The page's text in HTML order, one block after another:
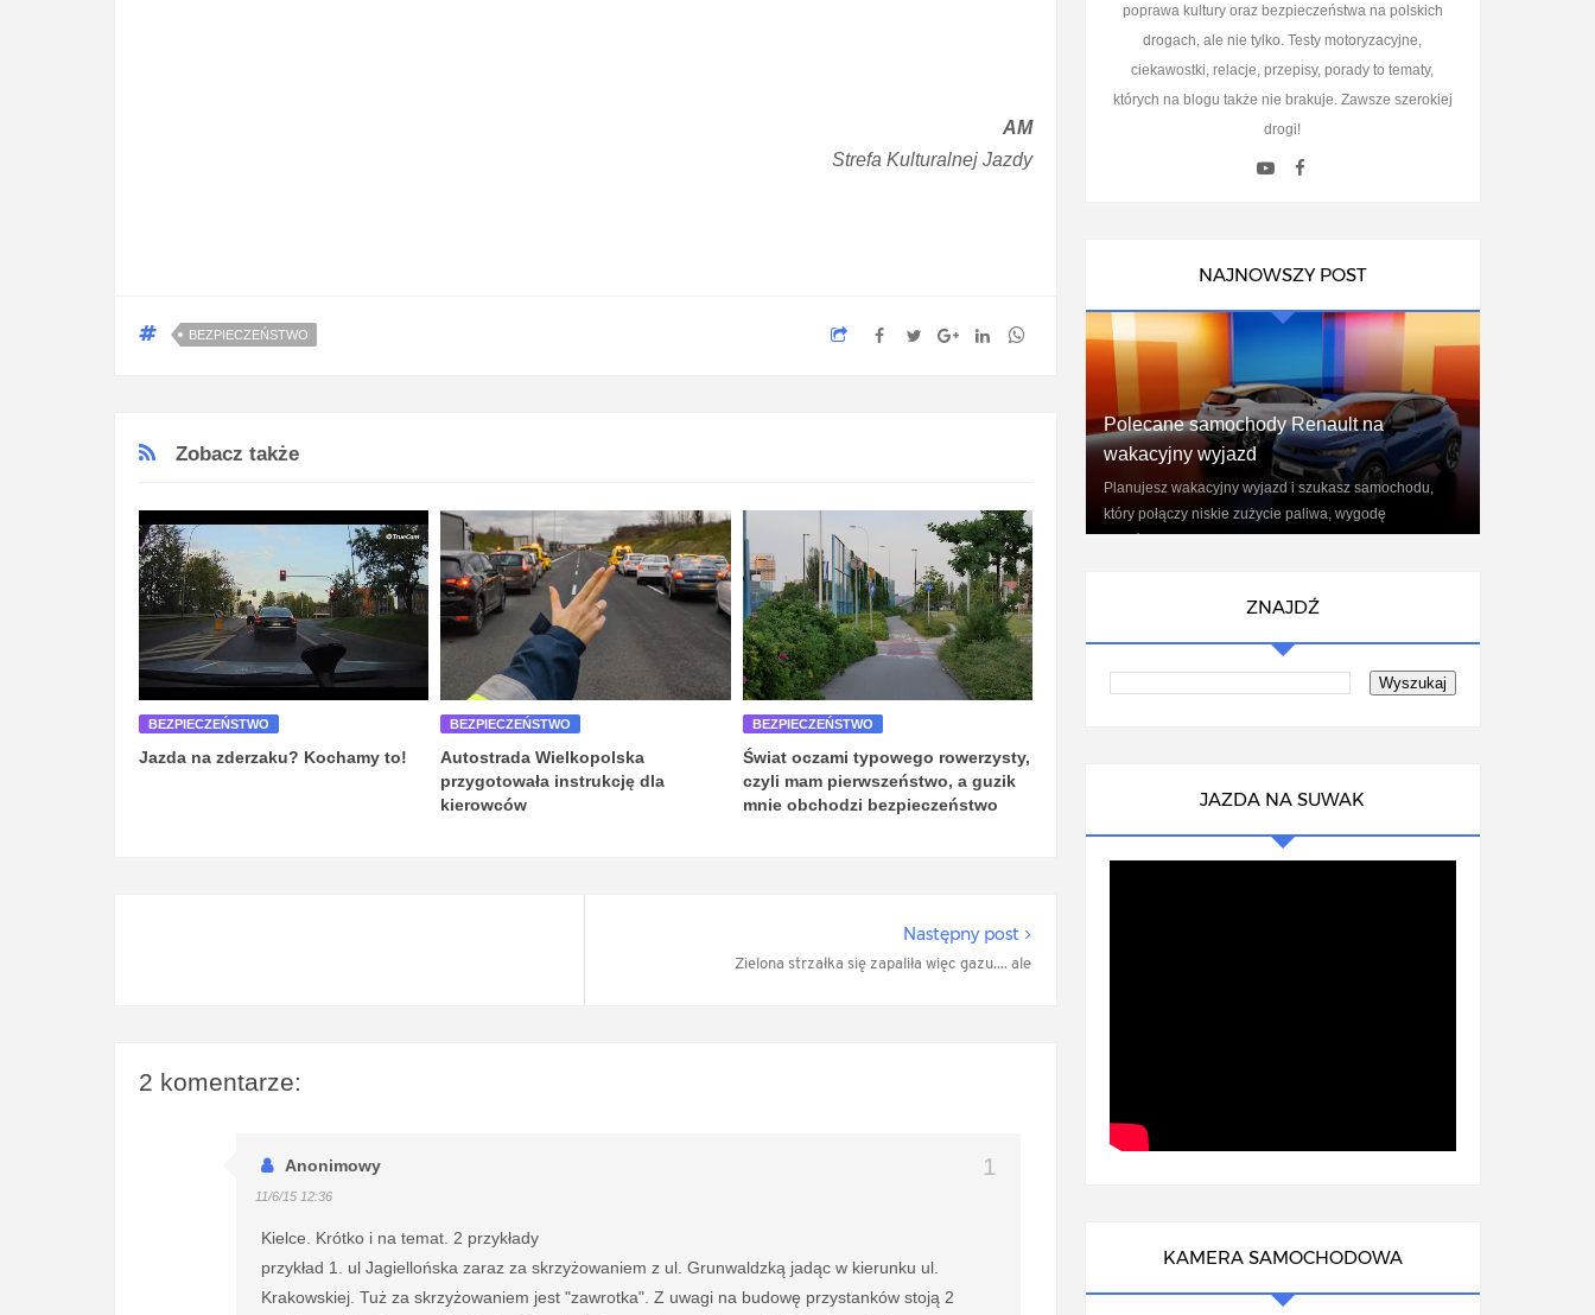
AM
Strefa Kulturalnej Jazdy
BEZPIECZEŃSTWO
Zobacz także
BEZPIECZEŃSTWO
Jazda na zderzaku? Kochamy to!
BEZPIECZEŃSTWO
Autostrada Wielkopolska
przygotowała instrukcję dla
kierowców
BEZPIECZEŃSTWO
Świat oczami typowego rowerzysty,
czyli mam pierwszeństwo, a guzik
mnie obchodzi bezpieczeństwo
Następny post
Zielona strzałka się zapaliła więc gazu.... ale
2 komentarze:
Anonimowy
11/6/15 12:36
Kielce. Krótko i na temat. 2 przykłady
przykład 1. ul Jagiellońska zaraz za skrzyżowaniem z ul. Grunwaldzką jadąc w kierunku ul.
Krakowskiej. Tuż za skrzyżowaniem jest "zawrotka". Z uwagi na budowę przystanków stoją 2
poprawa kultury oraz bezpieczeństwa na polskich
drogach, ale nie tylko. Testy motoryzacyjne,
ciekawostki, relacje, przepisy, porady to tematy,
których na blogu także nie brakuje. Zawsze szerokiej
drogi!
NAJNOWSZY POST
Polecane samochody Renault na
wakacyjny wyjazd
Planujesz wakacyjny wyjazd i szukasz samochodu,
który połączy niskie zużycie paliwa, wygodę
ZNAJDŹ
JAZDA NA SUWAK
KAMERA SAMOCHODOWA